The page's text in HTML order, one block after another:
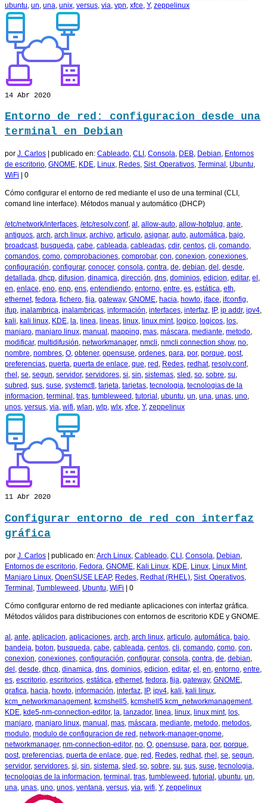
ubuntu un una unix versus via vpn xfce Y, zeppelinux
14 Abr 2020
Entorno de red: configuracion desde una
terminal en Debian
por J. Carlos publicado en: Cableado, CLI , Consola, DEB, Debian, Entornos
de escritorio, GNOME, KDE, Linux, Redes, Sist. Operativos, Terminal , Ubuntu,
WiFi
0
Cómo configurar el entorno de red mediante el uso de una terminal (CLI,
comand line interface). Métodos manual y automático (DHCP)
/etc/network/interfaces, /etc/resolv.conf, al , allow-auto, allow-hotplug, ante,
antiguos, arch, arch linux, archivo, articulo, asignar, auto, automática, bajo,
broadcast, busqueda, cabe, cableada, cableadas, cdir, centos, cli, comando,
comandos, como, comprobaciones, comprobar, con, conexion, conexiones,
configuración, configurar, conocer, consola, contra, de, debian, del , desde,
detallada, dhcp, difusion, dinamica, dirección, dns, dominios, edicion, editar, el ,
en, enlace, eno, enp, ens, entendiendo, entorno, entre, es, estática, eth,
ethernet, fedora, fichero, fija, gateway, GNOME, hacia, howto, iface, ifconfig,
ifup, inalambrica, inalambricas, información, interfaces, interfaz, IP, ip addr, ipv4,
kali, kali linux, KDE, la, linea, lineas, linux, linux mint, logico, logicos, los,
manjaro, manjaro linux, manual , mapping, mas, máscara, mediante, metodo,
modificar, multidifusión, networkmanager, nmcli, nmcli connection show, no,
nombre, nombres, O, obtener, opensuse, ordenes, para, por, porque, post,
preferencias, puerta, puerta de enlace, que, red , Redes, redhat, resolv.conf,
rhel , se, segun, servidor, servidores, si, sin, sistemas, sled , so, sobre, su,
subred , sus, suse, systemctl , tarjeta, tarjetas, tecnologia, tecnologias de la
informacion, terminal , tras, tumbleweed , tutorial , ubuntu, un, una, unas, uno,
unos, versus, via, wifi, wlan, wlp, wlx, xfce, Y, zeppelinux
11 Abr 2020
Configurar entorno de red con interfaz
gráfica
por J. Carlos publicado en:Arch Linux, Cableado, CLI , Consola, Debian,
Entornos de escritorio, Fedora, GNOME, Kali Linux, KDE, Linux, Linux Mint,
Manjaro Linux, OpenSUSE LEAP, Redes, Redhat (RHEL), Sist. Operativos,
Terminal , Tumbleweed , Ubuntu, WiFi 0
Cómo configurar entorno de red mediante aplicaciones con interfaz gráfica.
Métodos válidos para distribuciones con entornos de escritorio KDE y GNOME.
al , ante, aplicacion, aplicaciones, arch, arch linux, articulo, automática, bajo,
bandeja, boton, busqueda, cabe, cableada, centos, cli, comando, como, con,
conexion, conexiones, configuración, configurar, consola, contra, de, debian,
del , desde, dhcp, dinamica, dns, dominios, edicion, editar, el , en, entorno, entre,
es, escritorio, escritorios, estática, ethernet, fedora, fija, gateway, GNOME,
grafica, hacia, howto, información, interfaz, IP, ipv4, kali, kali linux,
kcm_networkmanagement, kcmshell5, kcmshell5 kcm_networkmanagement,
KDE, kde5-nm-connection-editor, la, lanzador, linea, linux, linux mint, los,
manjaro, manjaro linux, manual , mas, máscara, mediante, metodo, metodos,
modulo, modulo de configuracion de red , network-manager-gnome,
networkmanager, nm-connection-editor, no, O, opensuse, para, por, porque,
post, preferencias, puerta de enlace, que, red , Redes, redhat, rhel , se, segun,
servidor, servidores, si, sin, sistema, sled , so, sobre, su, sus, suse, tecnologia,
tecnologias de la informacion, terminal , tras, tumbleweed , tutorial , ubuntu, un,
una, unas, uno, unos, ventana, versus, via, wifi, Y, zeppelinux